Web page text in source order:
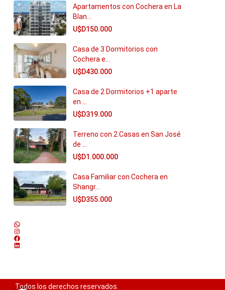
Apartamentos con Cochera en La
Blan...
U$D150.000
Casa de 3 Dormitorios con
Cochera e...
U$D430.000
Casa de 2 Dormitorios +1 aparte
en ...
U$D319.000
Terreno con 2 Casas en San José
de ...
U$D1.000.000
Casa Familiar con Cochera en
Shangr...
U$D355.000
WhatsApp
Instagram
Facebook
LinkedIn
Todos los derechos reservados.